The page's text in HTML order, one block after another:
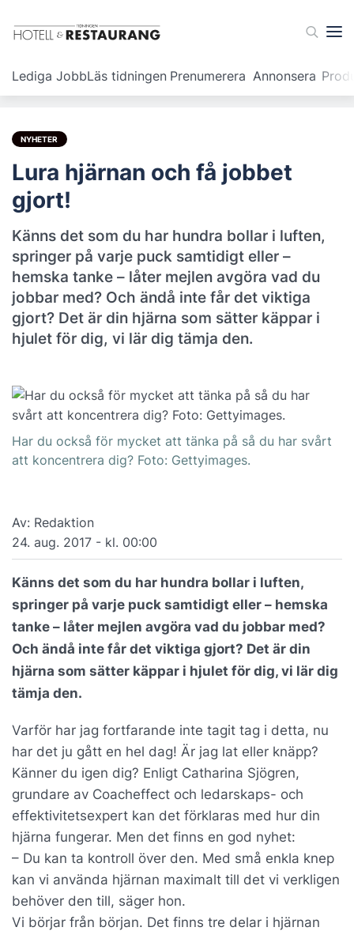
Lediga JobbLäs tidningen Prenumerera Annonsera
NYHETER
Lura hjärnan och få jobbet
gjort!
Känns det som du har hundra bollar i luften,
springer på varje puck samtidigt eller –
hemska tanke – låter mejlen avgöra vad du
jobbar med? Och ändå inte får det viktiga
gjort? Det är din hjärna som sätter käppar i
hjulet för dig, vi lär dig tämja den.
Har du också för mycket att tänka på så du har svårt
att koncentrera dig? Foto: Gettyimages.
Av: Redaktion
24. aug. 2017 - kl. 00:00
Känns det som du har hundra bollar i luften,
springer på varje puck samtidigt eller – hemska
tanke – låter mejlen avgöra vad du jobbar med?
Och ändå inte får det viktiga gjort? Det är din
hjärna som sätter käppar i hjulet för dig, vi lär dig
tämja den.
Varför har jag fortfarande inte tagit tag i detta, nu
har det ju gått en hel dag! Är jag lat eller knäpp?
Känner du igen dig? Enligt Catharina Sjögren,
grundare av Coacheffect och ledarskaps- och
effektivitetsexpert kan det förklaras med hur din
hjärna fungerar. Men det finns en god nyhet:
– Du kan ta kontroll över den. Med små enkla knep
kan vi använda hjärnan maximalt till det vi verkligen
behöver den till, säger hon.
Vi börjar från början. Det finns tre delar i hjärnan